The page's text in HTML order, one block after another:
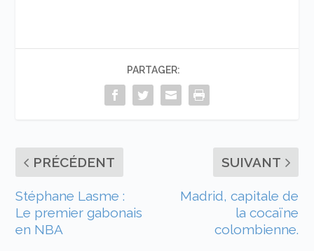
PARTAGER:
PRÉCÉDENT
Stéphane Lasme :
Le premier gabonais
en NBA
SUIVANT
Madrid, capitale de
la cocaïne
colombienne.